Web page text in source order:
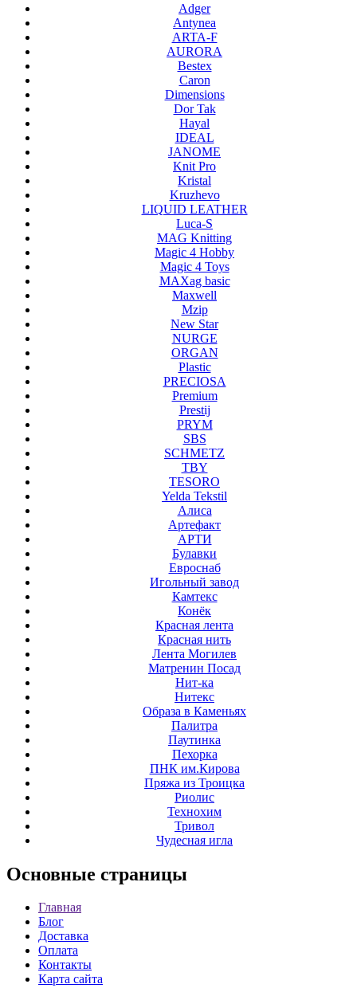
Adger
Antynea
ARTA-F
AURORA
Bestex
Caron
Dimensions
Dor Tak
Hayal
IDEAL
JANOME
Knit Pro
Kristal
Kruzhevo
LIQUID LEATHER
Luca-S
MAG Knitting
Magic 4 Hobby
Magic 4 Toys
MAXag basic
Maxwell
Mzip
New Star
NURGE
ORGAN
Plastic
PRECIOSA
Premium
Prestij
PRYM
SBS
SCHMETZ
TBY
TESORO
Yelda Tekstil
Алиса
Артефакт
АРТИ
Булавки
Евроснаб
Игольный завод
Камтекс
Конёк
Красная лента
Красная нить
Лента Могилев
Матренин Посад
Нит-ка
Нитекс
Образа в Каменьях
Палитра
Паутинка
Пехорка
ПНК им.Кирова
Пряжа из Троицка
Риолис
Технохим
Тривол
Чудесная игла
Основные страницы
Главная
Блог
Доставка
Оплата
Контакты
Карта сайта